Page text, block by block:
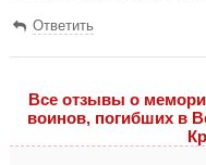
Ответить
Все отзывы o
воинов, погибших в